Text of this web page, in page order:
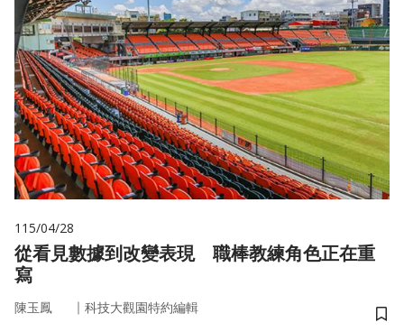
115/04/28
從看見數據到改變表現 職棒教練角色正在重
寫
陳玉鳳 ｜ 科技大觀園特約編輯
儲